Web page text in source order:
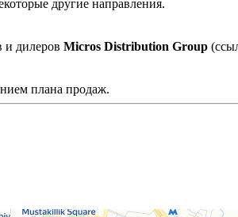
другие направления.
и дилеров Micros Distribution Group
плана продаж.